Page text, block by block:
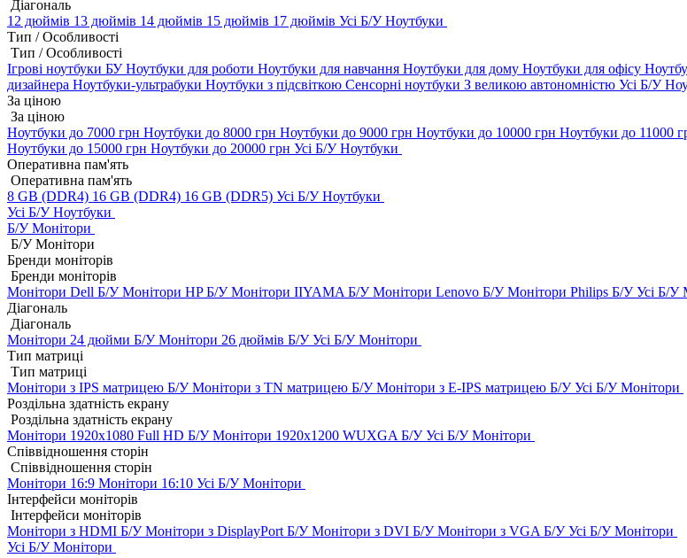
Діагональ
12 дюймів 13 дюймів 14 дюймів 15 дюймів 17 дюймів Усі Б/У Ноутбуки
Тип / Особливості
Тип / Особливості
Ігрові ноутбуки БУНоутбуки для роботи Ноутбуки для навчання Ноутбуки для дому Ноутбуки для офісу
дизайнера Ноутбуки-ультрабуки Ноутбуки з підсвіткою Сенсорні ноутбуки З великою автономністю Усі Б/У
За ціною
За ціною
Ноутбуки до 7000 грн Ноутбуки до 8000 грн Ноутбуки до 9000 грн Ноутбуки до 10000 грн Ноутбуки до 11000
Ноутбуки до 15000 грн Ноутбуки до 20000 грн Усі Б/У Ноутбуки
Оперативна пам'ять
Оперативна пам'ять
8 GB (DDR4) 16 GB (DDR4) 16 GB (DDR5) Усі Б/У Ноутбуки
Усі Б/У Ноутбуки
Б/У Монітори
Б/У Монітори
Бренди моніторів
Бренди моніторів
Монітори Dell Б/УМонітори HP Б/УМонітори IIYAMA Б/УМонітори Lenovo Б/УМонітори Philips Б/УУсі Б/У
Діагональ
Діагональ
Монітори 24 дюйми Б/УМонітори 26 дюймів Б/УУсі Б/У Монітори
Тип матриці
Тип матриці
Монітори з IPS матрицею Б/УМонітори з TN матрицею Б/УМонітори з E-IPS матрицею Б/УУсі Б/У Монітори
Роздільна здатність екрану
Роздільна здатність екрану
Монітори 1920x1080 Full HD Б/УМонітори 1920x1200 WUXGA Б/УУсі Б/У Монітори
Співвідношення сторін
Співвідношення сторін
Монітори 16:9 Монітори 16:10 Усі Б/У Монітори
Інтерфейси моніторів
Інтерфейси моніторів
Монітори з HDMI Б/УМонітори з DisplayPort Б/УМонітори з DVI Б/УМонітори з VGA Б/УУсі Б/У Монітори
Усі Б/У Монітори